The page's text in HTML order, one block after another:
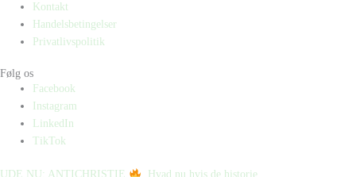
Kontakt
Handelsbetingelser
Privatlivspolitik
Følg os
Facebook
Instagram
LinkedIn
TikTok
UDE NU: ANTICHRISTIE ⁠ ⁠ Hvad nu hvis de historie